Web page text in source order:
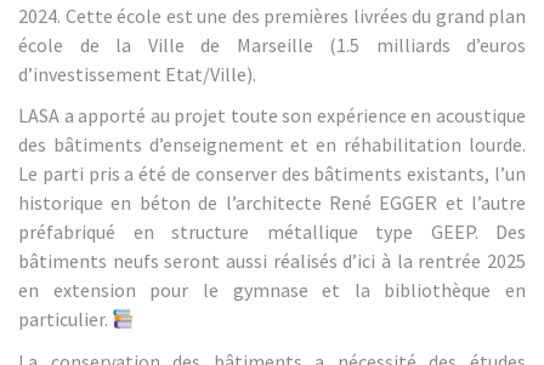
2024. Cette école est une des premières livrées du grand plan
école de la Ville de Marseille (1.5 milliards d’euros
d’investissement Etat/Ville).
LASA a apporté au projet toute son expérience en acoustique
des bâtiments d’enseignement et en réhabilitation lourde.
Le parti pris a été de conserver des bâtiments existants, l’un
historique en béton de l’architecte René EGGER et l’autre
préfabriqué en structure métallique type GEEP. Des
bâtiments neufs seront aussi réalisés d’ici à la rentrée 2025
en extension pour le gymnase et la bibliothèque en
particulier.